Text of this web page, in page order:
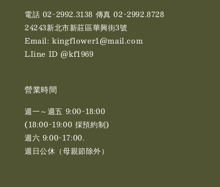
電話 02-2992.3138 傳真 02-2992.8728
24243新北市新莊區華興街3號
Email: kingflower1@mail.com
LIine ID @kf1969
營業時間
週一～週五 9:00-18:00
(18:00-19:00 採預約制)
週六 9:00-17:00. ​​
週日公休（母親節除外）